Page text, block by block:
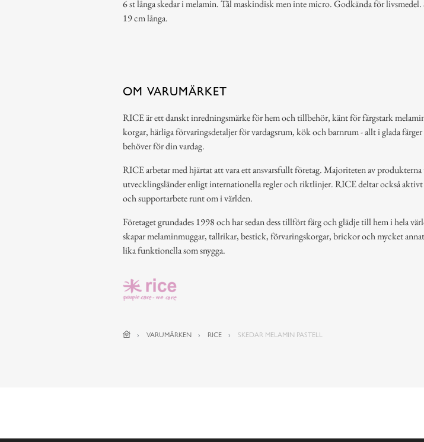
6 st långa skedar i melamin. Tål maskindisk men inte micro. Godkända för livsmedel.
19 cm långa.
OM VARUMÄRKET
RICE är ett danskt inredningsmärke för hem och tillbehör, känt för färgstark
korgar, härliga förvaringsdetaljer för vardagsrum, kök och barnrum - allt i glada
behöver för din vardag.
RICE arbetar med hjärtat att vara ett ansvarsfullt företag. Majoriteten av
utvecklingsländer enligt internationella regler och riktlinjer. RICE deltar också
och supportarbete runt om i världen.
Företaget grundades 1998 och har sedan dess tillfört färg och glädje till hem i hela
skapar melaminmuggar, tallrikar, bestick, förvaringskorgar, brickor och mycket
lika funktionella som snygga.
VARUMÄRKEN RICE SKEDAR MELAMIN PASTELL